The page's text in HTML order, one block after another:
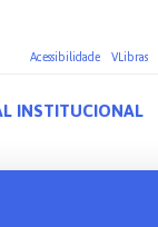
Acessibilidade VLibras
INSTITUCIONAL